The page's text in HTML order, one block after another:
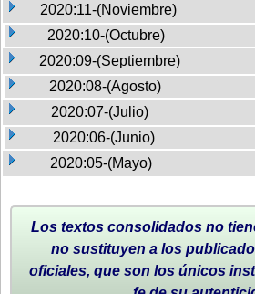
2020:11-(Noviembre)
2020:10-(Octubre)
2020:09-(Septiembre)
2020:08-(Agosto)
2020:07-(Julio)
2020:06-(Junio)
2020:05-(Mayo)
Los textos consolidados no
no sustituyen a los
oficiales, que son los únicos